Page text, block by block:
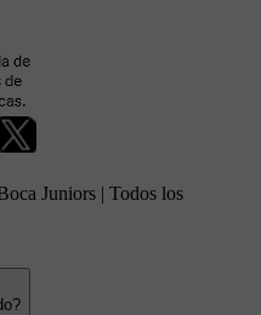
Juniors | Todos los